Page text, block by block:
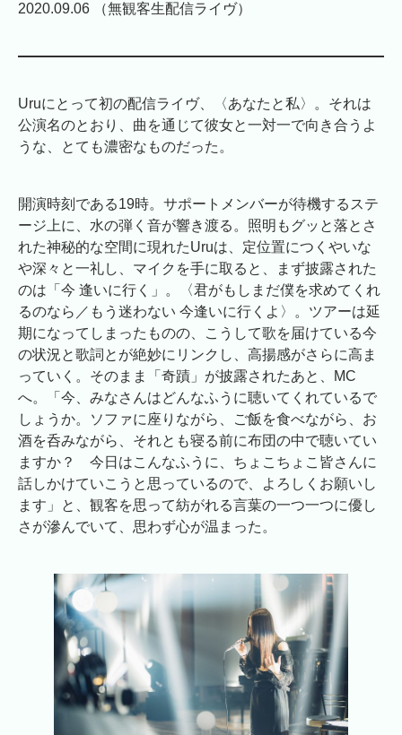
2020.09.06 （無観客生配信ライヴ）
Uruにとって初の配信ライヴ、〈あなたと私〉。それは
公演名のとおり、曲を通じて彼女と一対一で向き合うよ
うな、とても濃密なものだった。
開演時刻である19時。サポートメンバーが待機するステ
ージ上に、水の弾く音が響き渡る。照明もグッと落とさ
れた神秘的な空間に現れたUruは、定位置につくやいな
や深々と一礼し、マイクを手に取ると、まず披露された
のは「今 逢いに行く」。〈君がもしまだ僕を求めてくれ
るのなら／もう迷わない 今逢いに行くよ〉。ツアーは延
期になってしまったものの、こうして歌を届けている今
の状況と歌詞とが絶妙にリンクし、高揚感がさらに高ま
っていく。そのまま「奇蹟」が披露されたあと、MC
へ。「今、みなさんはどんなふうに聴いてくれているで
しょうか。ソファに座りながら、ご飯を食べながら、お
酒を呑みながら、それとも寝る前に布団の中で聴いてい
ますか？ 今日はこんなふうに、ちょこちょこ皆さんに
話しかけていこうと思っているので、よろしくお願いし
ます」と、観客を思って紡がれる言葉の一つ一つに優し
さが滲んでいて、思わず心が温まった。